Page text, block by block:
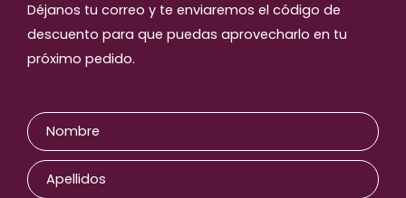
Déjanos tu correo y te enviaremos el código de
descuento para que puedas aprovecharlo en tu
próximo pedido.